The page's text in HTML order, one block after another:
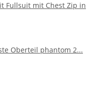
Fullsuit mit Chest Zip in